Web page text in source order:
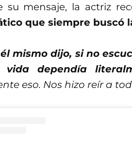
su mensaje, la actriz
que siempre buscó
él mismo dijo, si no
vida dependía
eso. Nos hizo reír a